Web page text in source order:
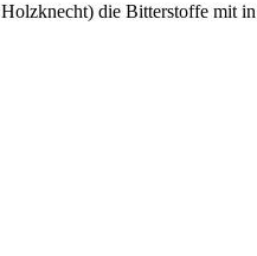
die Bitterstoffe mit in